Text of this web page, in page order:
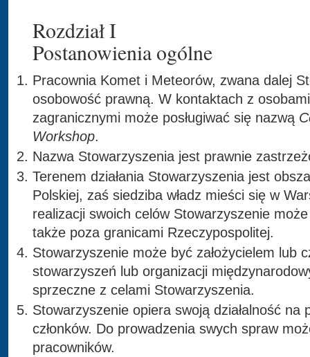
Rozdział I
Postanowienia ogólne
Pracownia Komet i Meteorów, zwana dalej
osobowość prawną. W kontaktach z
zagranicznymi może posługiwać się nazwą
Workshop.
Nazwa Stowarzyszenia jest prawnie
Terenem działania Stowarzyszenia jest
Polskiej, zaś siedziba władz mieści się w
realizacji swoich celów Stowarzyszenie
także poza granicami Rzeczypospolitej.
Stowarzyszenie może być założycielem lub
stowarzyszeń lub organizacji
sprzeczne z celami Stowarzyszenia.
Stowarzyszenie opiera swoją działalność na
członków. Do prowadzenia swych spraw
pracowników.